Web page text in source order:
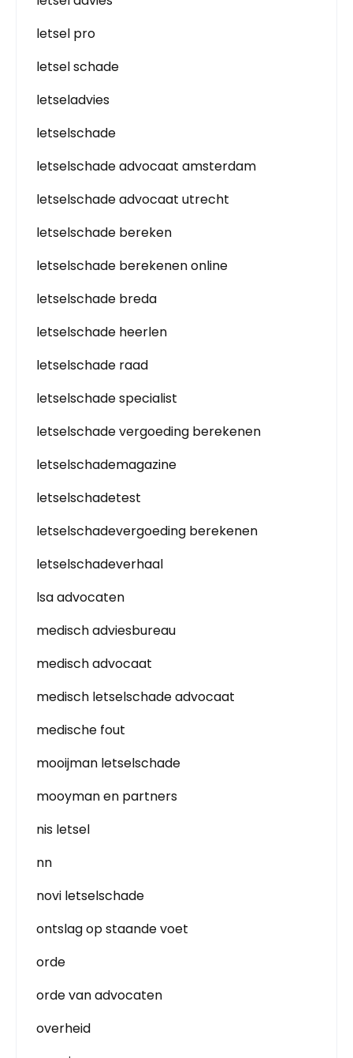
letsel pro
letsel schade
letseladvies
letselschade
letselschade advocaat amsterdam
letselschade advocaat utrecht
letselschade bereken
letselschade berekenen online
letselschade breda
letselschade heerlen
letselschade raad
letselschade specialist
letselschade vergoeding berekenen
letselschademagazine
letselschadetest
letselschadevergoeding berekenen
letselschadeverhaal
lsa advocaten
medisch adviesbureau
medisch advocaat
medisch letselschade advocaat
medische fout
mooijman letselschade
mooyman en partners
nis letsel
nn
novi letselschade
ontslag op staande voet
orde
orde van advocaten
overheid